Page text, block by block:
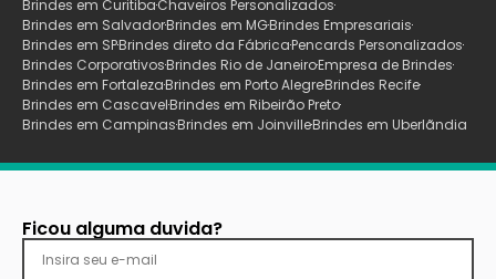
Brindes em CuritibaChaveiros Personalizados
Brindes em SalvadorBrindes em MGBrindes Empresariais
Brindes em SPBrindes direto da FábricaPencards Personalizados
Brindes CorporativosBrindes Rio de JaneiroEmpresa de Brindes
Brindes em FortalezaBrindes em Porto AlegreBrindes Recife
Brindes em CascavelBrindes em Ribeirão Preto
Brindes em CampinasBrindes em JoinvilleBrindes em Uberlãndia
Ficou alguma duvida?